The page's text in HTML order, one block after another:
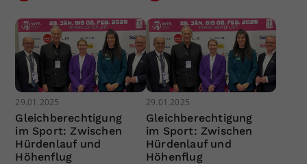
29.01.2025
Gleichberechtigung
im Sport: Zwischen
Hürdenlauf und
Höhenflug
29.01.2025
Gleichberechtigung
im Sport: Zwischen
Hürdenlauf und
Höhenflug